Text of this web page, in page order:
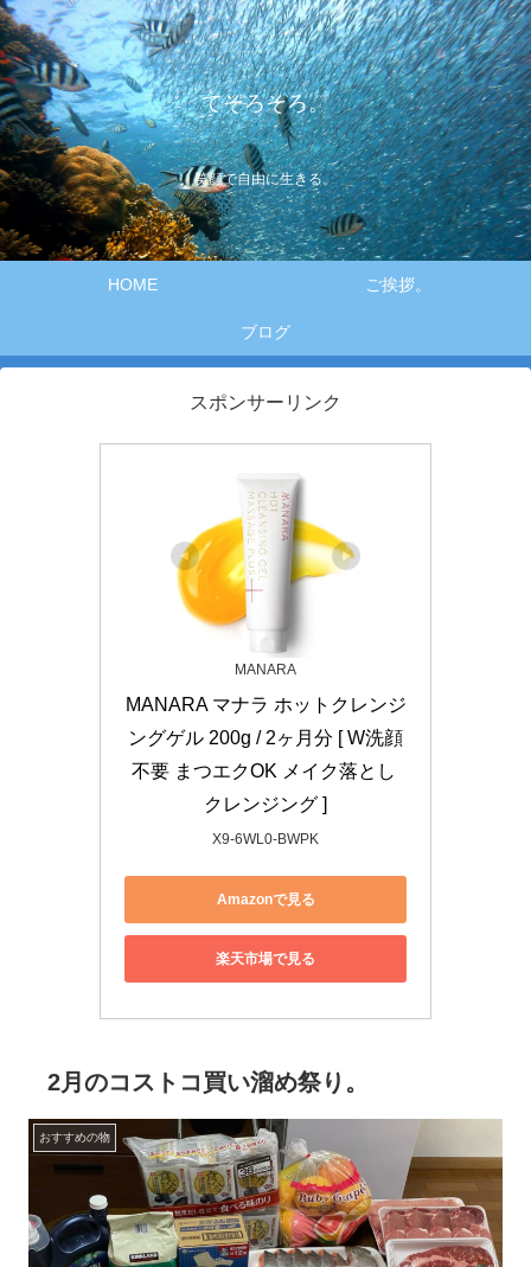
てそろそろ。
笑顔で自由に生きる。
HOME ご挨拶。
ブログ
スポンサーリンク
MANARA
MANARA マナラ ホットクレンジ
ングゲル 200g / 2ヶ月分 [ W洗顔
不要 まつエクOK メイク落とし
クレンジング ]
X9-6WL0-BWPK
Amazonで見る
楽天市場で見る
2月のコストコ買い溜め祭り。
おすすめの物